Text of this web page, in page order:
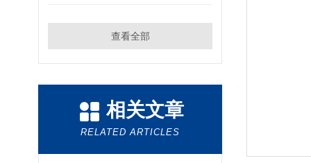
查看全部
相关文章
RELATED ARTICLES